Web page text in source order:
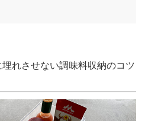
れさせない調味料収納のコツ